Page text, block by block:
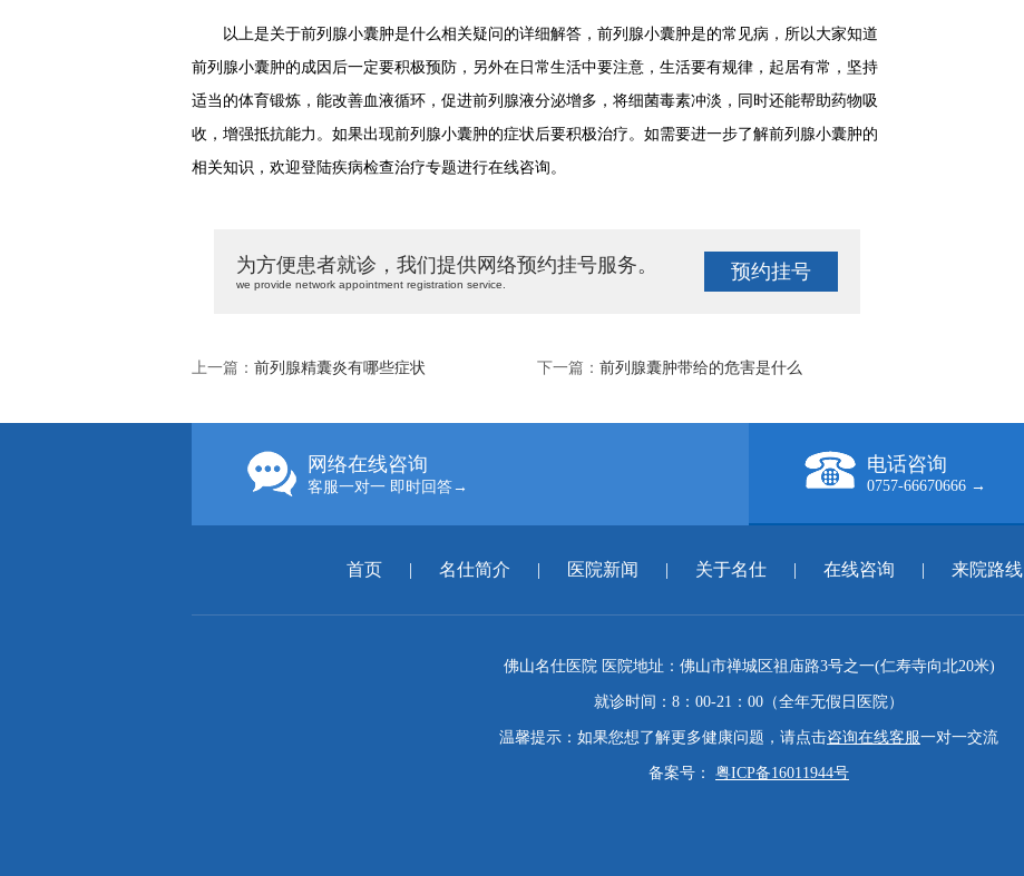
以上是关于前列腺小囊肿是什么相关疑问的详细解答，前列腺小囊肿是的常见病，所以大家知道
前列腺小囊肿的成因后一定要积极预防，另外在日常生活中要注意，生活要有规律，起居有常，坚持
适当的体育锻炼，能改善血液循环，促进前列腺液分泌增多，将细菌毒素冲淡，同时还能帮助药物吸
收，增强抵抗能力。如果出现前列腺小囊肿的症状后要积极治疗。如需要进一步了解前列腺小囊肿的
相关知识，欢迎登陆疾病检查治疗专题进行在线咨询。
为方便患者就诊，我们提供网络预约挂号服务。
we provide network appointment registration service.
预约挂号
上一篇： 前列腺精囊炎有哪些症状 下一篇： 前列腺囊肿带给的危害是什么
网络在线咨询
客服一对一 即时回答→
电话咨询
0757-66670666 →
首页 | 名仕简介 | 医院新闻 | 关于名仕 | 在线咨询 | 来院路线
佛山名仕医院 医院地址：佛山市禅城区祖庙路3号之一(仁寿寺向北20米)
就诊时间：8：00-21：00（全年无假日医院）
温馨提示：如果您想了解更多健康问题，请点击咨询在线客服一对一交流
备案号： 粤ICP备16011944号